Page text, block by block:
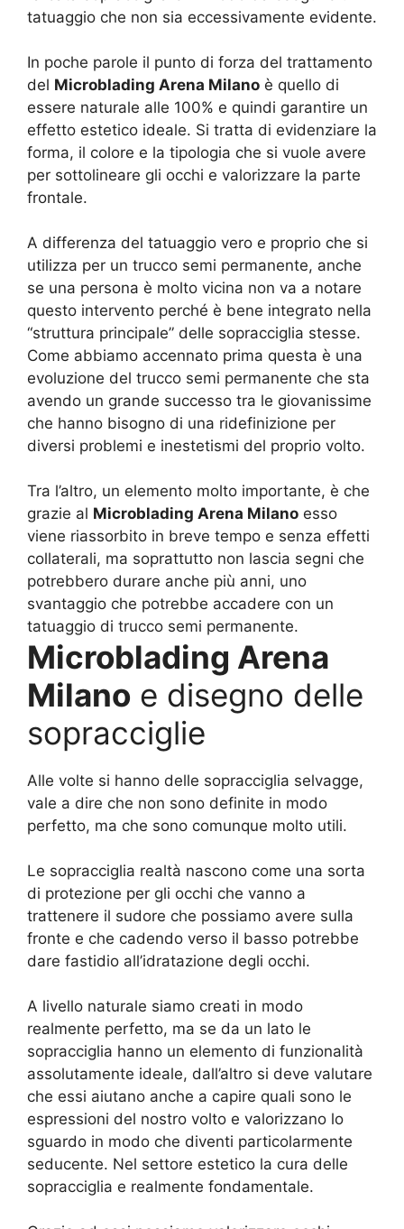
tatuaggio che non sia eccessivamente evidente.
In poche parole il punto di forza del trattamento
del Microblading Arena Milano è quello di
essere naturale alle 100% e quindi garantire un
effetto estetico ideale. Si tratta di evidenziare la
forma, il colore e la tipologia che si vuole avere
per sottolineare gli occhi e valorizzare la parte
frontale.
A differenza del tatuaggio vero e proprio che si
utilizza per un trucco semi permanente, anche
se una persona è molto vicina non va a notare
questo intervento perché è bene integrato nella
“struttura principale” delle sopracciglia stesse.
Come abbiamo accennato prima questa è una
evoluzione del trucco semi permanente che sta
avendo un grande successo tra le giovanissime
che hanno bisogno di una ridefinizione per
diversi problemi e inestetismi del proprio volto.
Tra l’altro, un elemento molto importante, è che
grazie al Microblading Arena Milano esso
viene riassorbito in breve tempo e senza effetti
collaterali, ma soprattutto non lascia segni che
potrebbero durare anche più anni, uno
svantaggio che potrebbe accadere con un
tatuaggio di trucco semi permanente.
Microblading Arena
Milano e disegno delle
sopracciglie
Alle volte si hanno delle sopracciglia selvagge,
vale a dire che non sono definite in modo
perfetto, ma che sono comunque molto utili.
Le sopracciglia realtà nascono come una sorta
di protezione per gli occhi che vanno a
trattenere il sudore che possiamo avere sulla
fronte e che cadendo verso il basso potrebbe
dare fastidio all’idratazione degli occhi.
A livello naturale siamo creati in modo
realmente perfetto, ma se da un lato le
sopracciglia hanno un elemento di funzionalità
assolutamente ideale, dall’altro si deve valutare
che essi aiutano anche a capire quali sono le
espressioni del nostro volto e valorizzano lo
sguardo in modo che diventi particolarmente
seducente. Nel settore estetico la cura delle
sopracciglia e realmente fondamentale.